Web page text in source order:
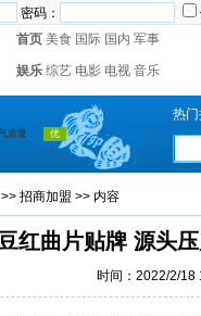
密码：
首页 美食 国际 国内 军事
娱乐 综艺 电影 电视 音乐
热门
>> 招商加盟 >> 内容
红曲片贴牌 源头
时间：2022/2/18